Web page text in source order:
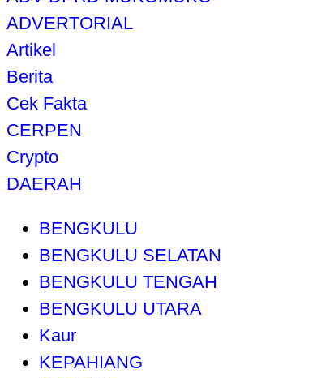
ADVERTORIAL
Artikel
Berita
Cek Fakta
CERPEN
Crypto
DAERAH
BENGKULU
BENGKULU SELATAN
BENGKULU TENGAH
BENGKULU UTARA
Kaur
KEPAHIANG